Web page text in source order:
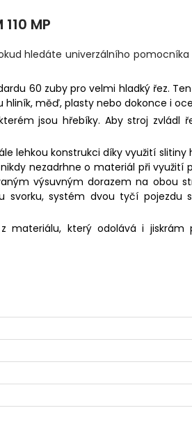
MP
hledáte univerzálního
60 zuby pro velmi hladký řez.
měď, plasty nebo dokonce i
jsou hřebíky. Aby stroj zvládl
lehkou konstrukci díky využití slitiny
nezadrhne o materiál při využití
výsuvným dorazem na obou
svorku, systém dvou tyčí pojezdu
materiálu, který odolává i jiskrám